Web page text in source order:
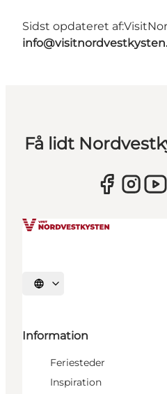
Sidst opdateret af:
Få lidt
Vælg sprog
Information
Feriesteder
Inspiration